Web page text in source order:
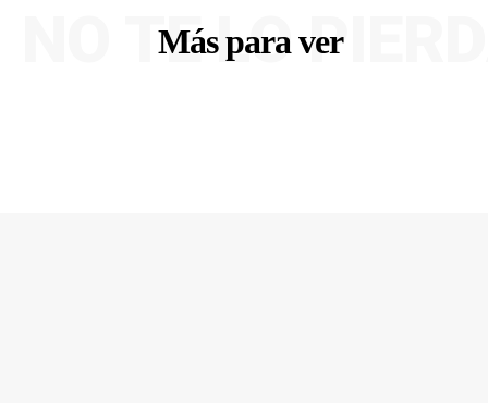
Más para ver
NO TE LO